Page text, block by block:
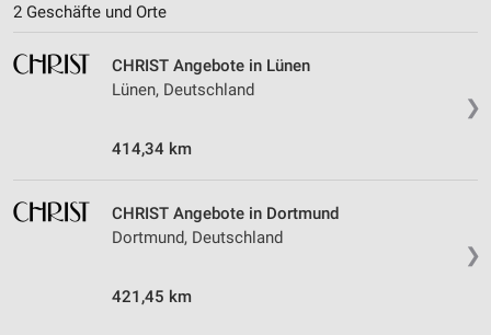
2 Geschäfte und Orte
❯
CHRIST Angebote in Lünen
Lünen, Deutschland
414,34 km
❯
CHRIST Angebote in Dortmund
Dortmund, Deutschland
421,45 km